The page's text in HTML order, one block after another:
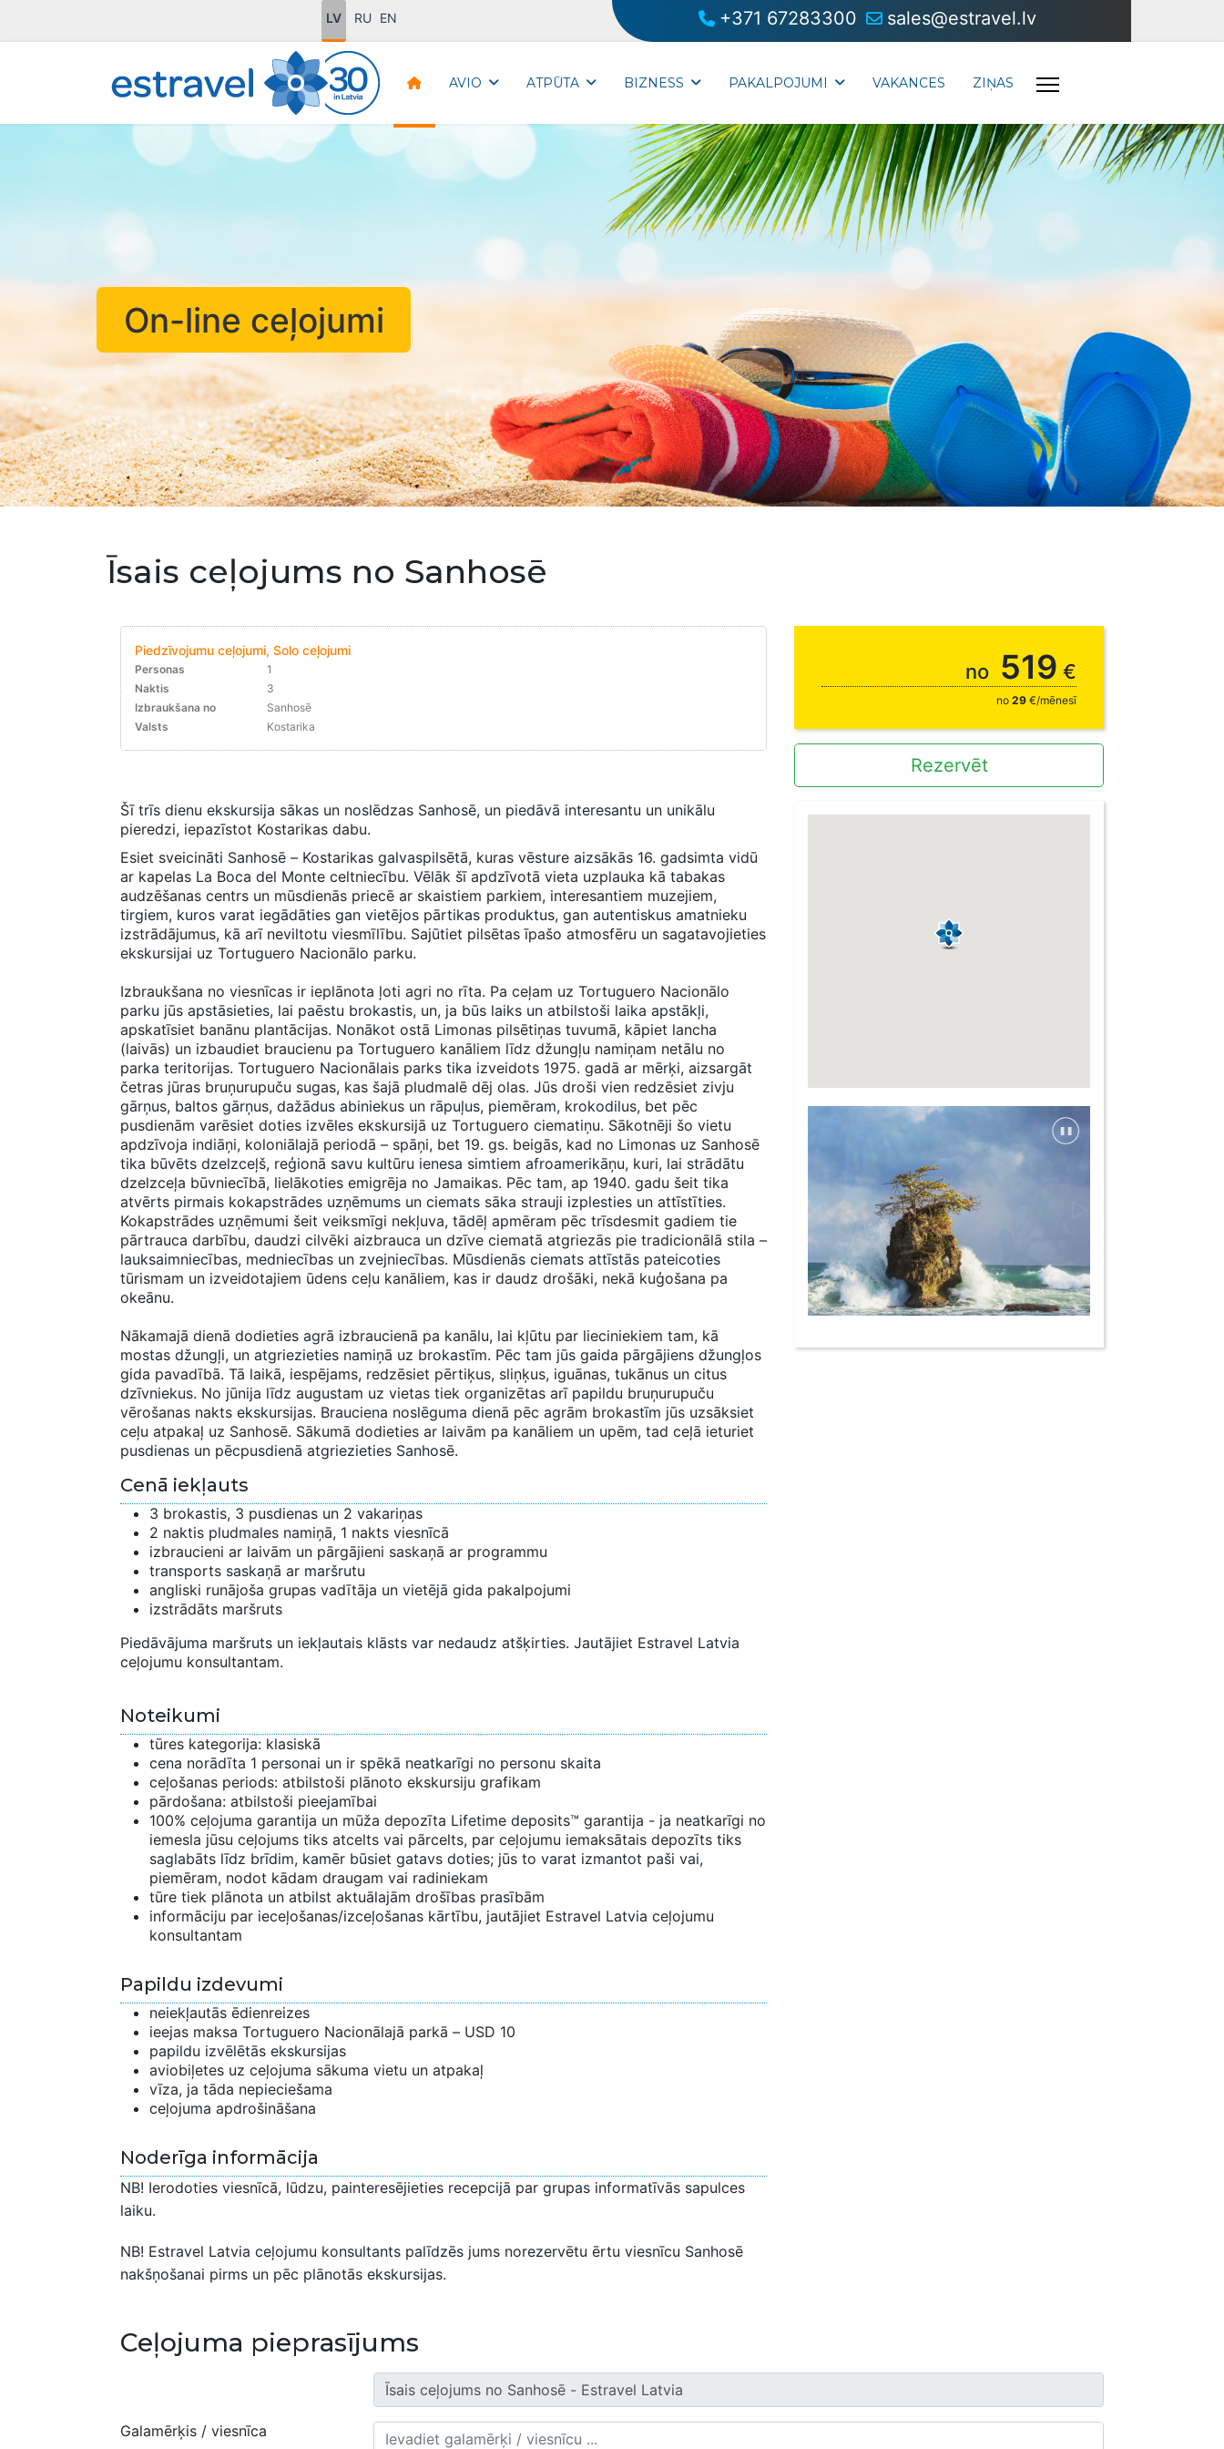
LV RU EN +371 67283300 sales@estravel.lv
AVIO ATPŪTA BIZNESS PAKALPOJUMI VAKANCES ZIŅAS
Īsais ceļojums no Sanhosē
Piedzīvojumu ceļojumi, Solo ceļojumi
Personas
1
Naktis
3
Izbraukšana no
Sanhosē
Valsts
Kostarika
no 519 €
no 29 €/mēnesī
Rezervēt
Šī trīs dienu ekskursija sākas un noslēdzas Sanhosē, un piedāvā interesantu un unikālu
pieredzi, iepazīstot Kostarikas dabu.
Esiet sveicināti Sanhosē – Kostarikas galvaspilsētā, kuras vēsture aizsākās 16. gadsimta vidū
ar kapelas La Boca del Monte celtniecību. Vēlāk šī apdzīvotā vieta uzplauka kā tabakas
audzēšanas centrs un mūsdienās priecē ar skaistiem parkiem, interesantiem muzejiem,
tirgiem, kuros varat iegādāties gan vietējos pārtikas produktus, gan autentiskus amatnieku
izstrādājumus, kā arī neviltotu viesmīlību. Sajūtiet pilsētas īpašo atmosfēru un sagatavojieties
ekskursijai uz Tortuguero Nacionālo parku.
Izbraukšana no viesnīcas ir ieplānota ļoti agri no rīta. Pa ceļam uz Tortuguero Nacionālo
parku jūs apstāsieties, lai paēstu brokastis, un, ja būs laiks un atbilstoši laika apstākļi,
apskatīsiet banānu plantācijas. Nonākot ostā Limonas pilsētiņas tuvumā, kāpiet lancha
(laivās) un izbaudiet braucienu pa Tortuguero kanāliem līdz džungļu namiņam netālu no
parka teritorijas. Tortuguero Nacionālais parks tika izveidots 1975. gadā ar mērķi, aizsargāt
četras jūras bruņurupuču sugas, kas šajā pludmalē dēj olas. Jūs droši vien redzēsiet zivju
gārņus, baltos gārņus, dažādus abiniekus un rāpuļus, piemēram, krokodilus, bet pēc
pusdienām varēsiet doties izvēles ekskursijā uz Tortuguero ciematiņu. Sākotnēji šo vietu
apdzīvoja indiāņi, koloniālajā periodā – spāņi, bet 19. gs. beigās, kad no Limonas uz Sanhosē
tika būvēts dzelzceļš, reģionā savu kultūru ienesa simtiem afroamerikāņu, kuri, lai strādātu
dzelzceļa būvniecībā, lielākoties emigrēja no Jamaikas. Pēc tam, ap 1940. gadu šeit tika
atvērts pirmais kokapstrādes uzņēmums un ciemats sāka strauji izplesties un attīstīties.
Kokapstrādes uzņēmumi šeit veiksmīgi nekļuva, tādēļ apmēram pēc trīsdesmit gadiem tie
pārtrauca darbību, daudzi cilvēki aizbrauca un dzīve ciematā atgriezās pie tradicionālā stila –
lauksaimniecības, medniecības un zvejniecības. Mūsdienās ciemats attīstās pateicoties
tūrismam un izveidotajiem ūdens ceļu kanāliem, kas ir daudz drošāki, nekā kuģošana pa
okeānu.
Nākamajā dienā dodieties agrā izbraucienā pa kanālu, lai kļūtu par lieciniekiem tam, kā
mostas džungļi, un atgriezieties namiņā uz brokastīm. Pēc tam jūs gaida pārgājiens džungļos
gida pavadībā. Tā laikā, iespējams, redzēsiet pērtiķus, sliņķus, iguānas, tukānus un citus
dzīvniekus. No jūnija līdz augustam uz vietas tiek organizētas arī papildu bruņurupuču
vērošanas nakts ekskursijas. Brauciena noslēguma dienā pēc agrām brokastīm jūs uzsāksiet
ceļu atpakaļ uz Sanhosē. Sākumā dodieties ar laivām pa kanāliem un upēm, tad ceļā ieturiet
pusdienas un pēcpusdienā atgriezieties Sanhosē.
Cenā iekļauts
3 brokastis, 3 pusdienas un 2 vakariņas
2 naktis pludmales namiņā, 1 nakts viesnīcā
izbraucieni ar laivām un pārgājieni saskaņā ar programmu
transports saskaņā ar maršrutu
angliski runājoša grupas vadītāja un vietējā gida pakalpojumi
izstrādāts maršruts
Piedāvājuma maršruts un iekļautais klāsts var nedaudz atšķirties. Jautājiet Estravel Latvia
ceļojumu konsultantam.
Noteikumi
tūres kategorija: klasiskā
cena norādīta 1 personai un ir spēkā neatkarīgi no personu skaita
ceļošanas periods: atbilstoši plānoto ekskursiju grafikam
pārdošana: atbilstoši pieejamībai
100% ceļojuma garantija un mūža depozīta Lifetime deposits™ garantija - ja neatkarīgi no
iemesla jūsu ceļojums tiks atcelts vai pārcelts, par ceļojumu iemaksātais depozīts tiks
saglabāts līdz brīdim, kamēr būsiet gatavs doties; jūs to varat izmantot paši vai,
piemēram, nodot kādam draugam vai radiniekam
tūre tiek plānota un atbilst aktuālajām drošības prasībām
informāciju par ieceļošanas/izceļošanas kārtību, jautājiet Estravel Latvia ceļojumu
konsultantam
Papildu izdevumi
neiekļautās ēdienreizes
ieejas maksa Tortuguero Nacionālajā parkā – USD 10
papildu izvēlētās ekskursijas
aviobiļetes uz ceļojuma sākuma vietu un atpakaļ
vīza, ja tāda nepieciešama
ceļojuma apdrošināšana
Noderīga informācija
NB! Ierodoties viesnīcā, lūdzu, painteresējieties recepcijā par grupas informatīvās sapulces
laiku.
NB! Estravel Latvia ceļojumu konsultants palīdzēs jums norezervētu ērtu viesnīcu Sanhosē
nakšņošanai pirms un pēc plānotās ekskursijas.
Ceļojuma pieprasījums
Galamērķis / viesnīca